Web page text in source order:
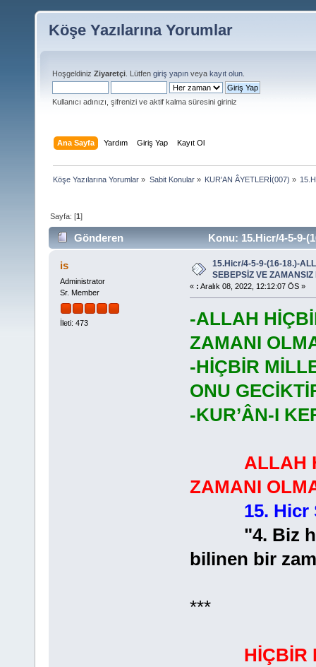
Köşe Yazılarına Yorumlar
Hoşgeldiniz Ziyaretçi . Lütfen giriş yapın veya kayıt olun
Kullanıcı adınızı, şifrenizi ve aktif kalma süresini giriniz
Ana Sayfa Yardım Giriş Yap Kayıt Ol
Köşe Yazılarına Yorumlar » Sabit Konular» KUR'AN ÂYETLERİ(007) »
Sayfa: [1]
Gönderen
Konu: 15.Hicr/4-5-9-
HELÂK ETMEZ (Okunma sayısı 18401 defa)
is
Administrator
Sr. Member
İleti: 473
15.Hicr/4-5-9-(16-18.)-
SEBEPSİZ VE
« : Aralık 08, 2022, 12:12:07 ÖS »
-ALLAH
ZAMANI
-HİÇBİR
ONU
-KUR’ÂN-I
ALLAH
ZAMANI
15. Hicr
"4. Biz
bilinen bir
***
HİÇBİR